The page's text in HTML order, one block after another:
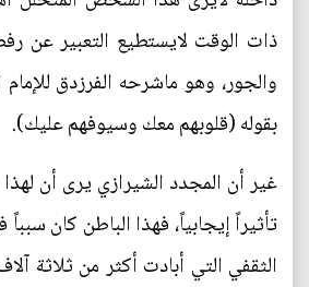
ذات الوقت لايستطيع التعبير عن
والجور، وهو ماشرحه الفرزدق
بقوله (قلوبهم معك وسيوفهم عليك).
غير أن المجدد الشيرازي يرى أن لهذا
تأثيراً إيجابياً، فهذا الباطن كان
الثقفي التي أبادت أكثر من ثلاثة